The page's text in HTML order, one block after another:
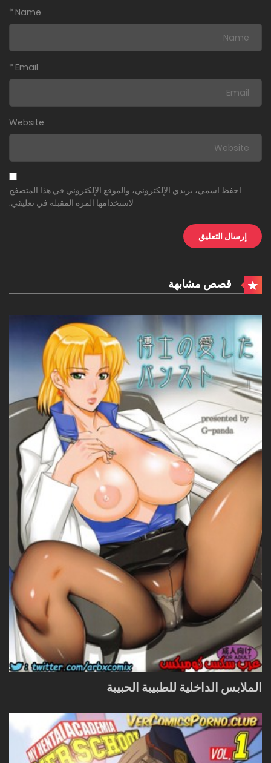
Name
*
Email
*
Website
احفظ اسمي، بريدي الإلكتروني، والموقع الإلكتروني في هذا المتصفح
لاستخدامها المرة المقبلة في تعليقي.
قصص مشابهة
الملابس الداخلية للطبيبة الحبيبة